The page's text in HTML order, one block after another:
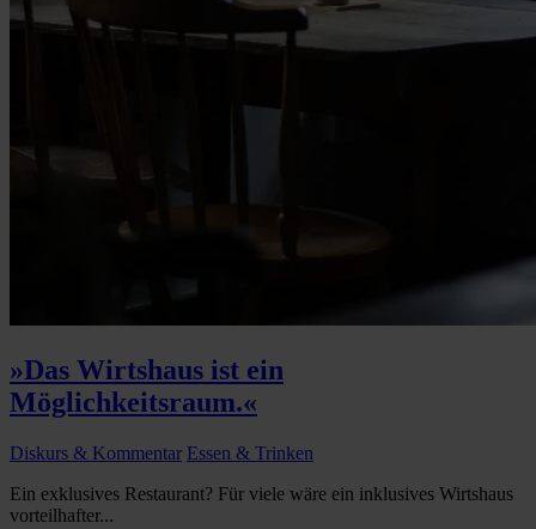
»Das Wirtshaus ist ein
Möglichkeitsraum.«
Diskurs & Kommentar Essen & Trinken
Ein exklusives Restaurant? Für viele wäre ein inklusives Wirtshaus
vorteilhafter...